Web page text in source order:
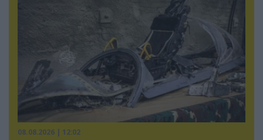
08.08.2026 | 12:02